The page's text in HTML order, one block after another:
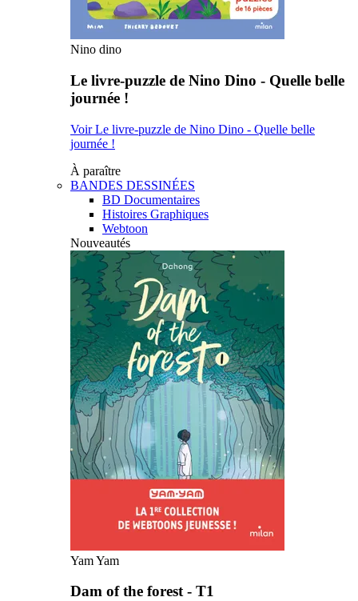
Nino dino
Le livre-puzzle de Nino Dino - Quelle belle
journée !
Voir Le livre-puzzle de Nino Dino - Quelle belle
journée !
À paraître
BANDES DESSINÉES
BD Documentaires
Histoires Graphiques
Webtoon
Nouveautés
Yam Yam
Dam of the forest - T1